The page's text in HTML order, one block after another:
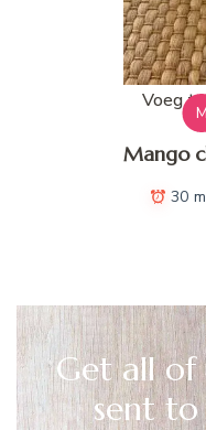
Voeg
M
Mango
30
Get all of
sent to